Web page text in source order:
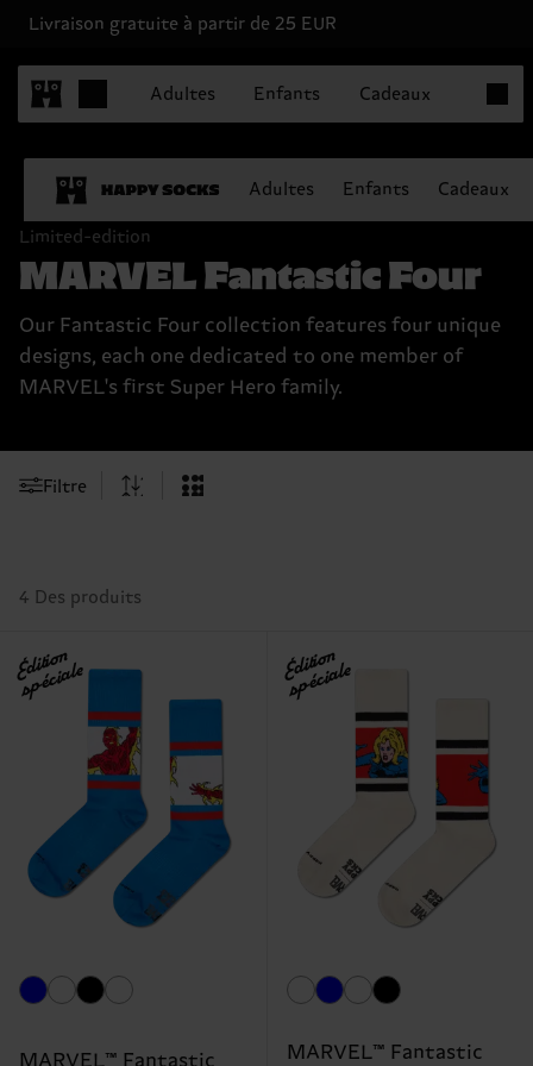
Livraison gratuite à partir de 25 EUR
Adultes Enfants Cadeaux
Adultes Enfants Cadeaux
Limited-edition
MARVEL Fantastic Four
Our Fantastic Four collection features four unique
designs, each one dedicated to one member of
MARVEL's first Super Hero family.
Filtre
4 Des produits
Édition
spéciale
MARVEL™ Fantastic
Édition
spéciale
MARVEL™ Fantastic